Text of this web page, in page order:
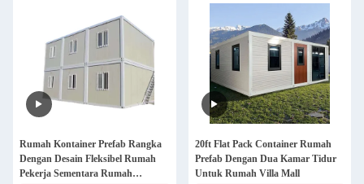
Rumah Kontainer Prefab Rangka
Dengan Desain Fleksibel Rumah
Pekerja Sementara Rumah
20ft Flat Pack Container Rumah
Prefab Dengan Dua Kamar Tidur
Untuk Rumah Villa Mall